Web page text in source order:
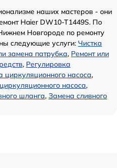
наших мастеров - они
Haier DW10-T1449S. По
Новгороде по ремонту
следующие услуги: Чистка
замена патрубка, Ремонт или
, Регулировка
циркуляционного насоса,
насоса,
шланга, Замена сливного